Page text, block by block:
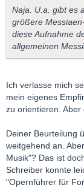
Naja. U.a. gibt es
größere
diese Aufnahme
allgemeinen
Ich verlasse mich
mein eigenes
zu orientieren. Aber
Deiner Beurteilung
weitgehend an.
Musik"? Das ist
Schreiber konnte
"Opernführer für